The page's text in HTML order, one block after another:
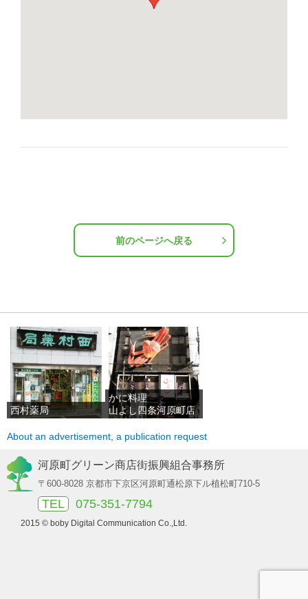
前のページへ戻る
西村薬局
かに料理
山よし四条河原町店
About an advertisement, a publication request
河原町グリーン商店街振興組合事務所
〒600-8028 京都市下京区河原町通松原下ル植松町710-5
TEL 075-351-7794
2015 © boby Digital Communication Co.,Ltd.